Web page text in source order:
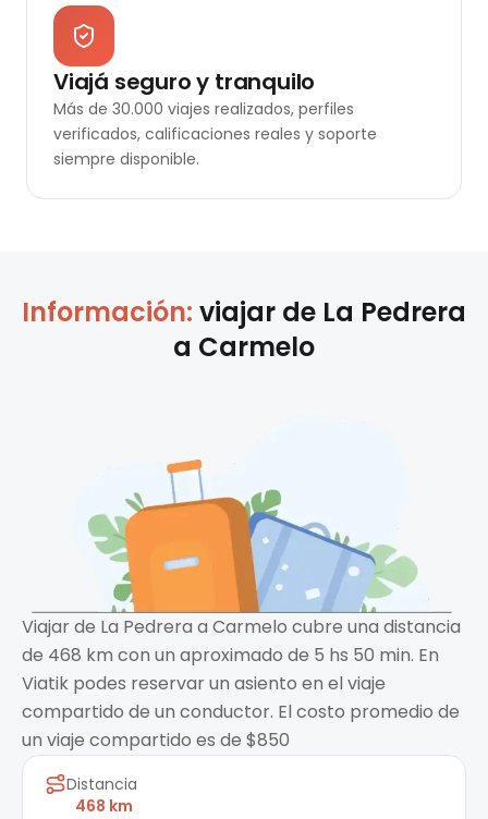
Viajá seguro y tranquilo
Más de 30.000 viajes realizados, perfiles
verificados, calificaciones reales y soporte
siempre disponible.
Información: viajar de La Pedrera
a Carmelo
Viajar de La Pedrera a Carmelo cubre una distancia
de 468 km con un aproximado de 5 hs 50 min. En
Viatik podes reservar un asiento en el viaje
compartido de un conductor. El costo promedio de
un viaje compartido es de $850
Distancia
468 km